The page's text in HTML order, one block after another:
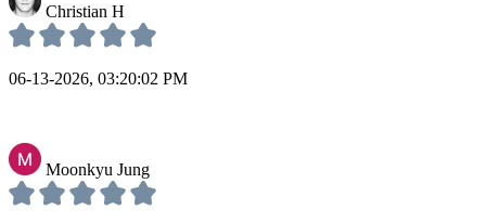
Christian H
06-13-2026, 03:20:02 PM
Moonkyu Jung